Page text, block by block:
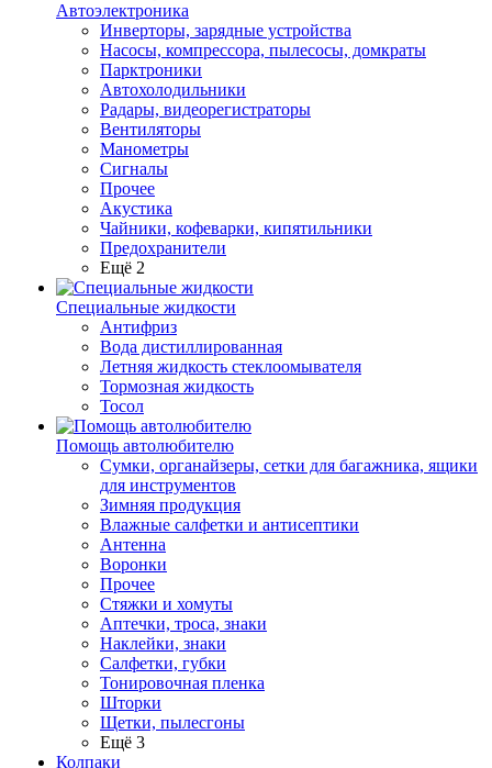
Автоэлектроника
Инверторы, зарядные устройства
Насосы, компрессора, пылесосы, домкраты
Парктроники
Автохолодильники
Радары, видеорегистраторы
Вентиляторы
Манометры
Сигналы
Прочее
Акустика
Чайники, кофеварки, кипятильники
Предохранители
Ещё 2
Специальные жидкости
Антифриз
Вода дистиллированная
Летняя жидкость стеклоомывателя
Тормозная жидкость
Тосол
Помощь автолюбителю
Сумки, органайзеры, сетки для багажника, ящики
для инструментов
Зимняя продукция
Влажные салфетки и антисептики
Антенна
Воронки
Прочее
Стяжки и хомуты
Аптечки, троса, знаки
Наклейки, знаки
Салфетки, губки
Тонировочная пленка
Шторки
Щетки, пылесгоны
Ещё 3
Колпаки